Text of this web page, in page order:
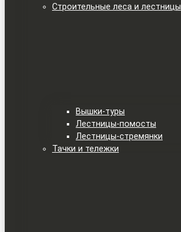
Строительные леса и лестницы
Вышки-туры
Лестницы-помосты
Лестницы-стремянки
Тачки и тележки